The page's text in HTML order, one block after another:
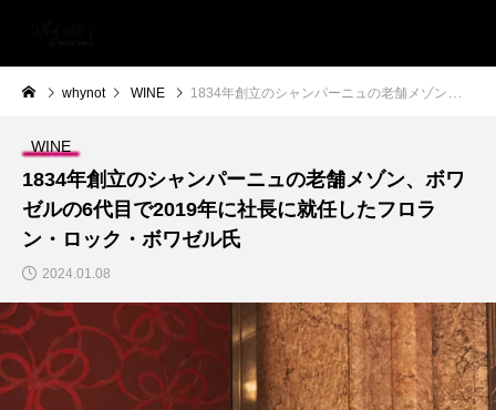
whynot WINE 1834年創立のシャンパーニュの老舗メゾン、ボワゼルの6代目で2019年に社長に就任したフロラン・ロック・ボワゼル氏
WINE
1834年創立のシャンパーニュの老舗メゾン、ボワ
ゼルの6代目で2019年に社長に就任したフロラ
ン・ロック・ボワゼル氏
2024.01.08